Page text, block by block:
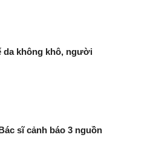
da không khô, người
sĩ cảnh báo 3 nguồn